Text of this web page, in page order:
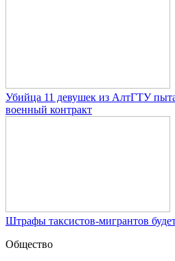
Убийца 11 девушек из АлтГТУ
военный контракт
Штрафы таксистов-мигрантов
Общество